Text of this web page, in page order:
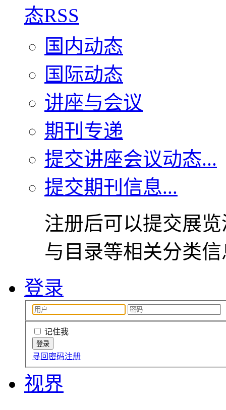
国内动态
国际动态
讲座与会议
期刊专递
提交讲座会议动态...
提交期刊信息...
注册后可以提交展
与目录等相关分类
登录
记住我
寻回密码注册
视界